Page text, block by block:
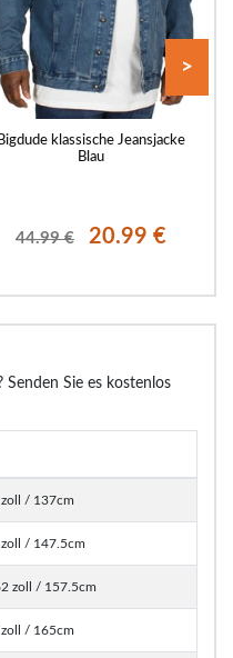
Bigdude klassische Jeansjacke
Blau
44.99 € 20.99 €
>
Senden Sie es kostenlos
/ 137cm
/ 147.5cm
zoll / 157.5cm
/ 165cm